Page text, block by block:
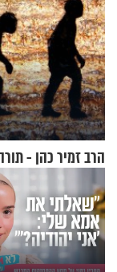
הרב זמיר כהן -